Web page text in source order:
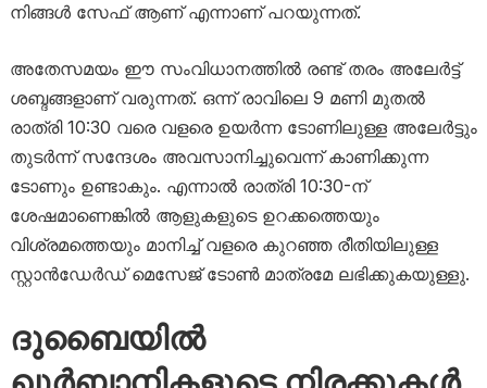
നിങ്ങൾ സേഫ് ആണ് എന്നാണ് പറയുന്നത്.
അതേസമയം ഈ സംവിധാനത്തിൽ രണ്ട് തരം അലേർട്ട്
ശബ്ദങ്ങളാണ് വരുന്നത്. ഒന്ന് രാവിലെ 9 മണി മുതൽ
രാത്രി 10:30 വരെ വളരെ ഉയർന്ന ടോണിലുള്ള അലേർട്ടും
തുടർന്ന് സന്ദേശം അവസാനിച്ചുവെന്ന് കാണിക്കുന്ന
ടോണും ഉണ്ടാകും. എന്നാൽ രാത്രി 10:30-ന്
ശേഷമാണെങ്കിൽ ആളുകളുടെ ഉറക്കത്തെയും
വിശ്രമത്തെയും മാനിച്ച് വളരെ കുറഞ്ഞ രീതിയിലുള്ള
സ്റ്റാൻഡേർഡ് മെസേജ് ടോൺ മാത്രമേ ലഭിക്കുകയുള്ളു.
ദുബൈയിൽ